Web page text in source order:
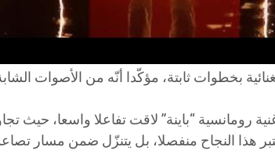
بخطوات ثابتة، مؤكّدا أنّه من الأصوات